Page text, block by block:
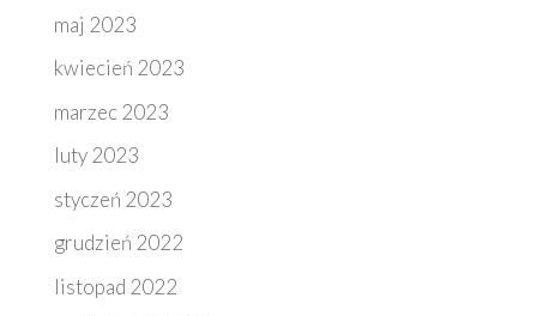
maj 2023
kwiecień 2023
marzec 2023
luty 2023
styczeń 2023
grudzień 2022
listopad 2022